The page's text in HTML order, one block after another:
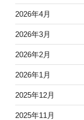
2026年4月
2026年3月
2026年2月
2026年1月
2025年12月
2025年11月